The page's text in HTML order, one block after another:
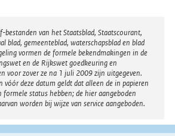
n
k
:
bestanden van het Staatsblad, Staatscourant,
blad, gemeenteblad, waterschapsblad en blad
vormen de formele bekendmakingen in de
en de Rijkswet goedkeuring en
voor zover ze na 1 juli 2009 zijn uitgegeven.
vóór deze datum geldt dat alleen de in papieren
formele status hebben; de hier aangeboden
worden bij wijze van service aangeboden.